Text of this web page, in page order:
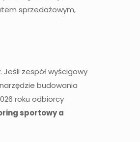
sprzedażowym,
zespół wyścigowy
budowania
roku odbiorcy
sportowy a